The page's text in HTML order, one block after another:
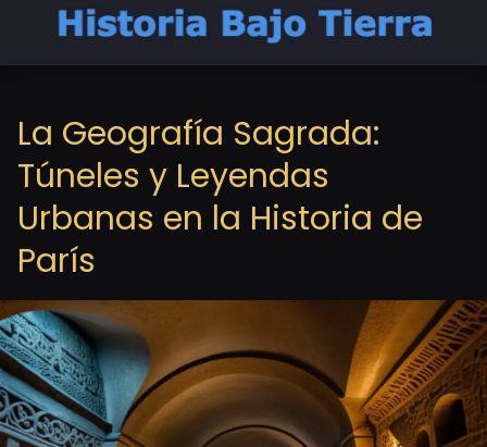
La Geografía Sagrada:
Túneles y Leyendas
Urbanas en la Historia de
París